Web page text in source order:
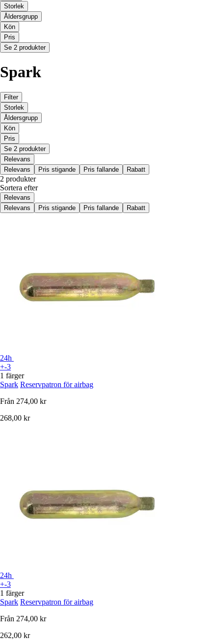
Storlek
Åldersgrupp
Kön
Pris
Se 2 produkter
Spark
Filter
Storlek
Åldersgrupp
Kön
Pris
Se 2 produkter
Relevans
Relevans
Pris stigande Pris fallande Rabatt
2 produkter
Sortera efter
Relevans
Relevans
Pris stigande Pris fallande Rabatt
24h
+-3
1 färger
Spark Reservpatron för airbag
Från 274,00 kr
268,00 kr
24h
+-3
1 färger
Spark Reservpatron för airbag
Från 274,00 kr
262,00 kr